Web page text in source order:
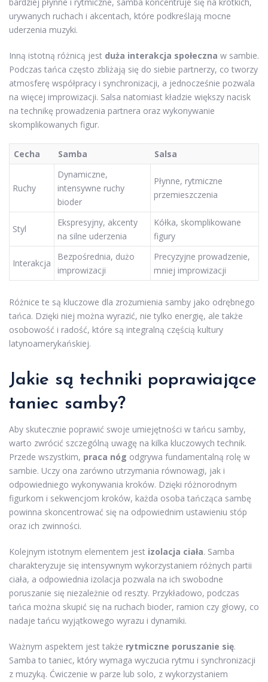
urywanych ruchach i akcentach, które podkreślają mocne
uderzenia muzyki.
Inną istotną różnicą jest duża interakcja społeczna w sambie.
Podczas tańca często zbliżają się do siebie partnerzy, co tworzy
atmosferę współpracy i synchronizacji, a jednocześnie pozwala
na więcej improwizacji. Salsa natomiast kładzie większy nacisk
na technikę prowadzenia partnera oraz wykonywanie
skomplikowanych figur.
Cecha Samba Salsa
Ruchy
Dynamiczne,
intensywne ruchy
bioder
Płynne, rytmiczne
przemieszczenia
Styl
Ekspresyjny, akcenty
na silne uderzenia
Kółka, skomplikowane
figury
Interakcja
Bezpośrednia, dużo
improwizacji
Precyzyjne prowadzenie,
mniej improwizacji
Różnice te są kluczowe dla zrozumienia samby jako odrębnego
tańca. Dzięki niej można wyrazić, nie tylko energię, ale także
osobowość i radość, które są integralną częścią kultury
latynoamerykańskiej.
Jakie są techniki poprawiające
taniec samby?
Aby skutecznie poprawić swoje umiejętności w tańcu samby,
warto zwrócić szczególną uwagę na kilka kluczowych technik.
Przede wszystkim, praca nóg odgrywa fundamentalną rolę w
sambie. Uczy ona zarówno utrzymania równowagi, jak i
odpowiedniego wykonywania kroków. Dzięki różnorodnym
figurkom i sekwencjom kroków, każda osoba tańcząca sambę
powinna skoncentrować się na odpowiednim ustawieniu stóp
oraz ich zwinności.
Kolejnym istotnym elementem jest izolacja ciała. Samba
charakteryzuje się intensywnym wykorzystaniem różnych partii
ciała, a odpowiednia izolacja pozwala na ich swobodne
poruszanie się niezależnie od reszty. Przykładowo, podczas
tańca można skupić się na ruchach bioder, ramion czy głowy, co
nadaje tańcu wyjątkowego wyrazu i dynamiki.
Ważnym aspektem jest także rytmiczne poruszanie się.
Samba to taniec, który wymaga wyczucia rytmu i synchronizacji
z muzyką. Ćwiczenie w parze lub solo, z wykorzystaniem